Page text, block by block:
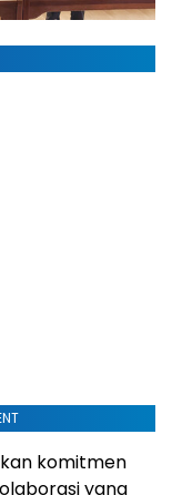
komitmen
yang